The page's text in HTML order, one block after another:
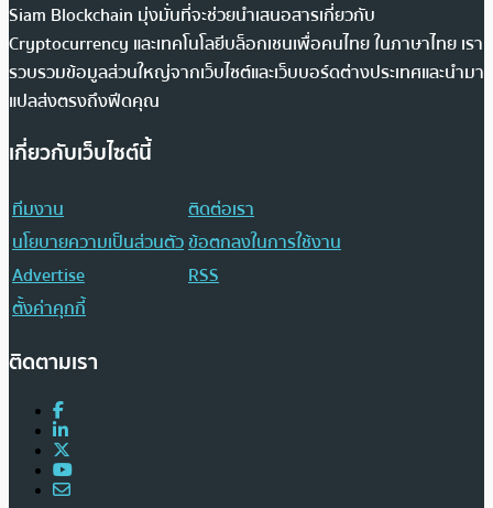
Siam Blockchain มุ่งมั่นที่จะช่วยนำเสนอสารเกี่ยวกับ
Cryptocurrency และเทคโนโลยีบล็อกเชนเพื่อคนไทย ในภาษาไทย เรา
รวบรวมข้อมูลส่วนใหญ่จากเว็บไซต์และเว็บบอร์ดต่างประเทศและนำมา
แปลส่งตรงถึงฟีดคุณ
เกี่ยวกับเว็บไซต์นี้
ทีมงาน
ติดต่อเรา
นโยบายความเป็นส่วนตัวข้อตกลงในการใช้งาน
Advertise
RSS
ตั้งค่าคุกกี้
ติดตามเรา